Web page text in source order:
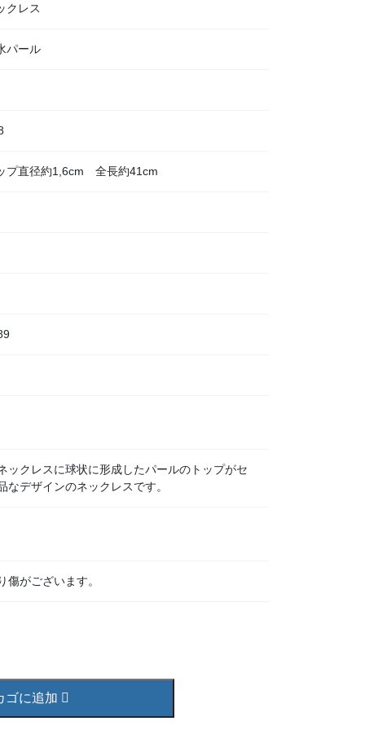
クレス
パール
プ直径約1,6cm 全長約41cm
ックレスに球状に形成したパールのトップがセ
なデザインのネックレスです。
傷がございます。
ゴに追加